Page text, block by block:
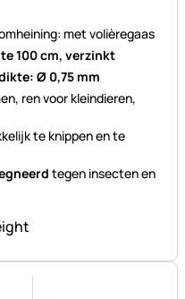
met volièregaas
100 cm, verzinkt
Ø 0,75 mm
ren voor kleindieren,
te knippen en te
tegen insecten en